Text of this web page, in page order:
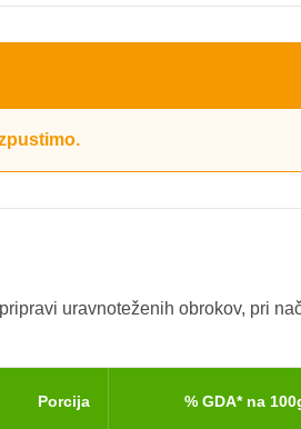
uravnoteženih obrokov, pri
Porcija % GDA* na